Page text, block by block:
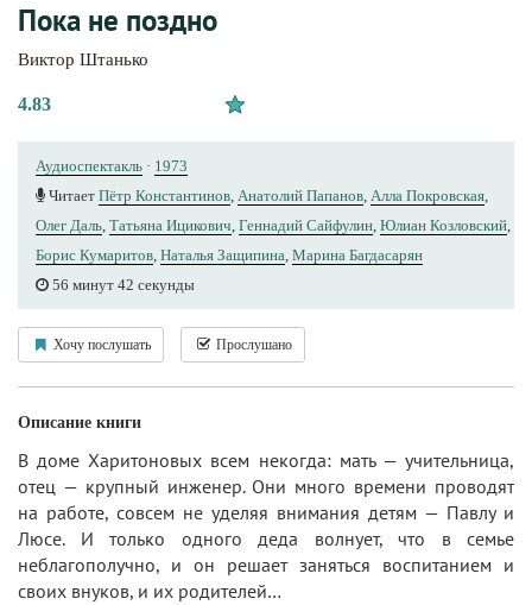
Пока не поздно
Виктор Штанько
4.83
Аудиоспектакль · 1973
Читает Пётр Константинов, Анатолий Папанов, Алла Покровская,
Олег Даль, Татьяна Ицикович, Геннадий Сайфулин, Юлиан Козловский,
Борис Кумаритов, Наталья Защипина, Марина Багдасарян
56 минут 42 секунды
Хочу послушать Прослушано
Описание книги
В доме Харитоновых всем некогда: мать — учительница,
отец — крупный инженер. Они много времени проводят
на работе, совсем не уделяя внимания детям — Павлу и
Люсе. И только одного деда волнует, что в семье
неблагополучно, и он решает заняться воспитанием и
своих внуков, и их родителей…